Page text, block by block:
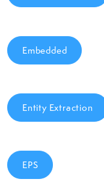
Embedded
Entity Extraction
EPS